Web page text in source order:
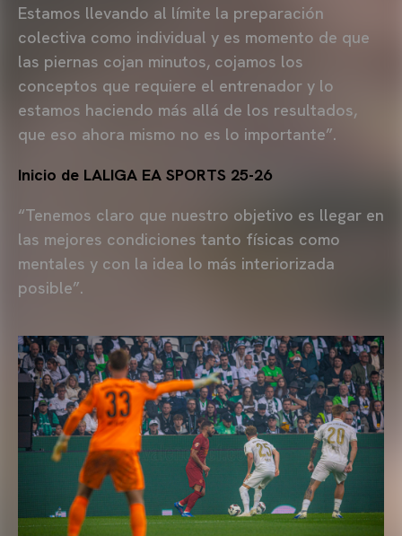
Estamos llevando al límite la preparación
colectiva como individual y es momento de que
las piernas cojan minutos, cojamos los
conceptos que requiere el entrenador y lo
estamos haciendo más allá de los resultados,
que eso ahora mismo no es lo importante”.
Inicio de LALIGA EA SPORTS 25-26
“Tenemos claro que nuestro objetivo es llegar en
las mejores condiciones tanto físicas como
mentales y con la idea lo más interiorizada
posible”.